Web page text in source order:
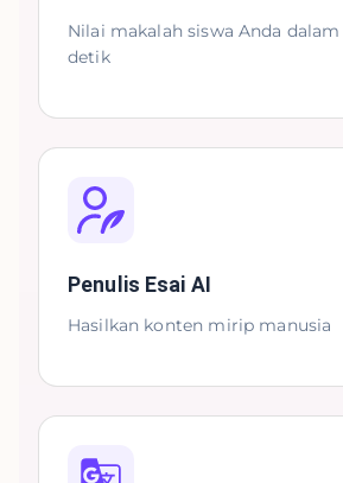
Nilai makalah siswa Anda dalam
detik
Penulis Esai AI
Hasilkan konten mirip manusia